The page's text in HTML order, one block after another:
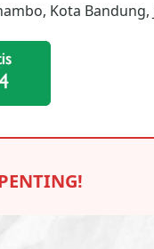
Kota Bandung,